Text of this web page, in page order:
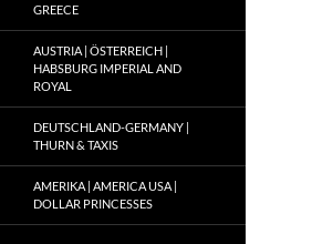
GREECE
AUSTRIA | ÖSTERREICH |
HABSBURG IMPERIAL AND
ROYAL
DEUTSCHLAND-GERMANY |
THURN & TAXIS
AMERIKA | AMERICA USA |
DOLLAR PRINCESSES